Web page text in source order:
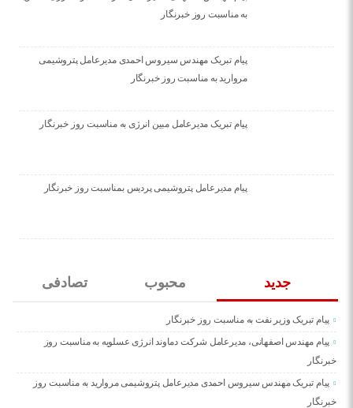
به مناسبت روز خبرنگار
پیام تبریک مهندس سیروس احمدی مدیرعامل پتروشیمی
مروارید به مناسبت روز خبرنگار
پیام تبریک مدیرعامل مبین انرژی به مناسبت روز خبرنگار
پیام مدیرعامل پتروشیمی پردیس بمناسبت روز خبرنگار
جدید محبوب تصادفی
پیام تبریک وزیر نفت به مناسبت روز خبرنگار
پیام مهندس اصفهانی، مدیرعامل شرکت دماوند انرژی عسلویه به مناسبت روز
خبرنگار
پیام تبریک مهندس سیروس احمدی مدیرعامل پتروشیمی مروارید به مناسبت روز
خبرنگار